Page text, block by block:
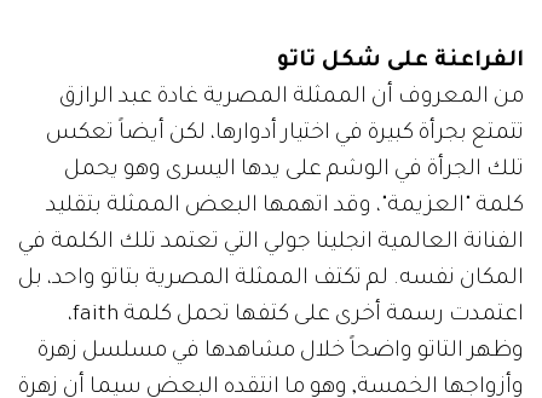
الفراعنة على شكل تاتو
من المعروف أن الممثلة المصرية غادة عبد الرازق
تتمتع بجرأة كبيرة في اختيار أدوارها، لكن أيضاً تعكس
تلك الجرأة في الوشم على يدها اليسرى وهو يحمل
كلمة "العزيمة"، وقد اتهمها البعض الممثلة بتقليد
الفنانة العالمية انجلينا جولي التي تعتمد تلك الكلمة في
المكان نفسه. لم تكتف الممثلة المصرية بتاتو واحد، بل
اعتمدت رسمة أخرى على كتفها تحمل كلمة faith،
وظهر التاتو واضحاً خلال مشاهدها في مسلسل زهرة
وأزواجها الخمسة, وهو ما انتقده البعض سيما أن زهرة